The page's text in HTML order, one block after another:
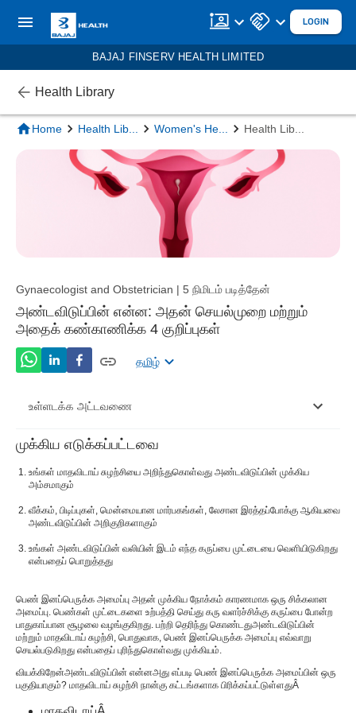
LOGIN
BAJAJ FINSERV HEALTH LIMITED
Health Library
Home Health Lib Women's He Health Lib
Gynaecologist and Obstetrician | 5 நிமிடம் படித்தேன்
அண்டவிடுப்பின் என்ன: அதன் செயல்முறை மற்றும்
அதைக் கண்காணிக்க 4 குறிப்புகள்
தமிழ்
உள்ளடக்க அட்டவணை
அண்டவிடுப்பின் என்ன?Â
அண்டவிடுப்பின் மற்றும் உங்கள் மாதவிடாய் சுழற்சி
அண்டவிடுப்பின், கருத்தரித்தல் மற்றும் கர்ப்பம்
அண்டவிடுப்பின் போது ஏற்படும்?
அண்டவிடுப்பின் பொதுவான அறிகுறிகள் என்ன?
பொதுவானவை என்னஅண்டவிடுப்பின் அறிகுறிகள்?
நான் அண்டவிடுப்பதை எப்படி அறிவது?
உங்களுக்கு கருமுட்டை உண்டாகிறதா என்பதை எப்படி
முக்கிய எடுக்கப்பட்டவை
உங்கள் மாதவிடாய் சுழற்சியை அறிந்துகொள்வது அண்டவிடுப்பின் முக்கிய
அம்சமாகும்
வீக்கம், பிடிப்புகள், மென்மையான மார்பகங்கள், லேசான இரத்தப்போக்கு ஆகியவை
அண்டவிடுப்பின் அறிகுறிகளாகும்
உங்கள் அண்டவிடுப்பின் வலியின் இடம் எந்த கருப்பை முட்டையை வெளியிடுகிறது
என்பதைப் பொறுத்தது
பெண் இனப்பெருக்க அமைப்பு அதன் முக்கிய நோக்கம் காரணமாக ஒரு சிக்கலான
அமைப்பு. பெண்கள் முட்டைகளை உற்பத்தி செய்து கரு வளர்ச்சிக்கு கருப்பை போன்ற
பாதுகாப்பான சூழலை வழங்குகிறது. பற்றி தெரிந்து கொண்டதுஅண்டவிடுப்பின்
மற்றும் மாதவிடாய் சுழற்சி, பொதுவாக, பெண் இனப்பெருக்க அமைப்பு எவ்வாறு
செயல்படுகிறது என்பதைப் புரிந்துகொள்வது முக்கியம்.
வியக்கிறேன்அண்டவிடுப்பின் என்னஅது எப்படி பெண் இனப்பெருக்க அமைப்பின் ஒரு
பகுதியாகும்? மாதவிடாய் சுழற்சி நான்கு கட்டங்களாக பிரிக்கப்பட்டுள்ளதுÂ